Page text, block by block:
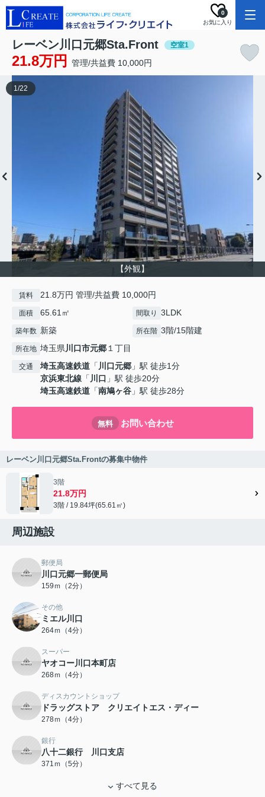
お気に入り
0
レーベン川口元郷Sta.Front 空室1
21.8万円 管理/共益費 10,000円
【外観】
1/22
賃料 21.8万円 管理/共益費 10,000円
面積 65.61㎡ 間取り 3LDK
築年数 新築 所在階 3階/15階建
所在地 埼玉県川口市元郷１丁目
交通 埼玉高速鉄道 「 川口元郷 」駅 徒歩1分
京浜東北線 「 川口 」駅 徒歩20分
埼玉高速鉄道 「南鳩ヶ谷 」駅 徒歩28分
無料 お問い合わせ
レーベン川口元郷Sta.Frontの募集中物件
3階
21.8万円
3階 / 19.84坪(65.61㎡)
周辺施設
郵便局
川口元郷一郵便局
159ｍ（2分）
その他
ミエル川口
264ｍ（4分）
スーパー
ヤオコー川口本町店
268ｍ（4分）
ディスカウントショップ
ドラッグストア クリエイトエス・ディー
278ｍ（4分）
銀行
八十二銀行 川口支店
371ｍ（5分）
すべて見る